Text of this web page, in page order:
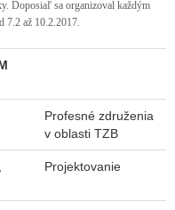
Doposiaľ sa organizoval každým
7.2 až 10.2.2017.
Profesné združenia
v oblasti TZB
Projektovanie